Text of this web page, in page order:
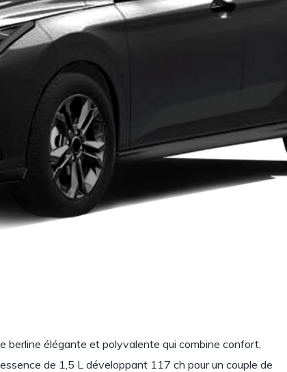
berline élégante et polyvalente qui combine confort,
de 1,5 L développant 117 ch pour un couple de